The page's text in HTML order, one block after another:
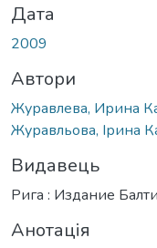
Дата
2009
Автори
Журавлева, Ирина
Журавльова, Ірина
Видавець
Рига : Издание
Анотація